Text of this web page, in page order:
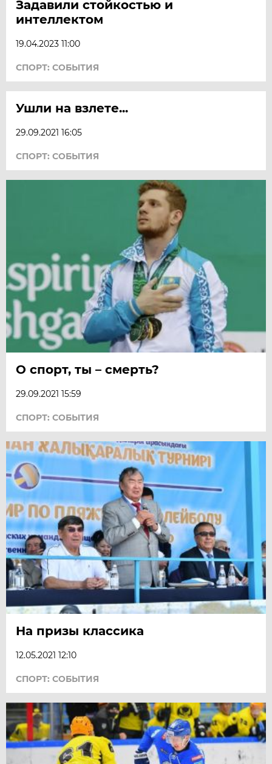
Задавили стойкостью и
интеллектом
19.04.2023 11:00
СПОРТ: СОБЫТИЯ
Ушли на взлете...
29.09.2021 16:05
СПОРТ: СОБЫТИЯ
О спорт, ты – смерть?
29.09.2021 15:59
СПОРТ: СОБЫТИЯ
На призы классика
12.05.2021 12:10
СПОРТ: СОБЫТИЯ